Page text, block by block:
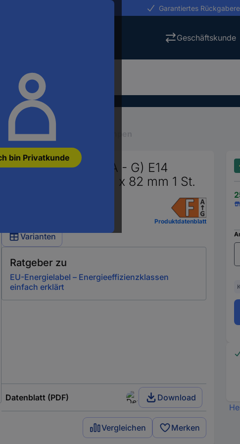
bin Privatkunde
Garantiertes
Geschäftskunde
Leuchtmittel
LED EEK F (A - G) E14
(Ø x H) 45 mm x 82 mm 1 St.
Produktdatenblatt
Varianten
Ratgeber zu
EU-Energielabel – Energieeffizienzklassen
einfach erklärt
Datenblatt (PDF) Download
Vergleichen Merken